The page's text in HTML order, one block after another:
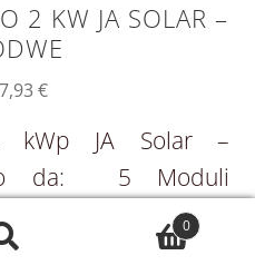
2 KW JA SOLAR –
€
kWp JA Solar –
da: 5 Moduli
Solar JAM-
400 W 1 Inverter
0